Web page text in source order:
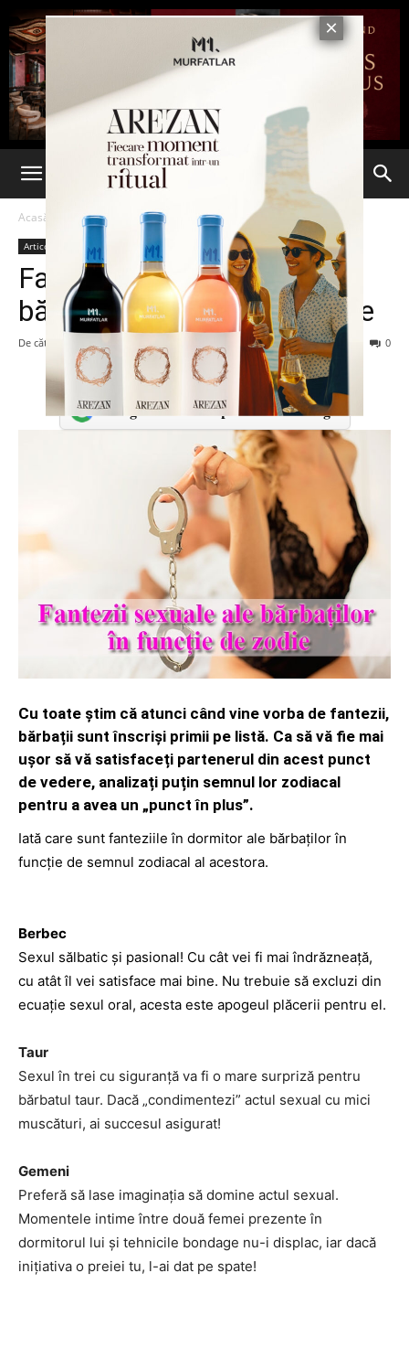
Acasă Articole
Articole
Fantezii sexuale ale
bărbaților în funcție de zodie
De către 4 martie 2016 0
363
Adaugă-ne ca sursă preferată în Google
Cu toate știm că atunci când vine vorba de fantezii,
bărbații sunt înscriși primii pe listă. Ca să vă fie mai
ușor să vă satisfaceți partenerul din acest punct
de vedere, analizați puțin semnul lor zodiacal
pentru a avea un „punct în plus”.
Iată care sunt fanteziile în dormitor ale bărbaților în
funcție de semnul zodiacal al acestora.
Berbec
Sexul sălbatic și pasional! Cu cât vei fi mai îndrăzneață,
cu atât îl vei satisface mai bine. Nu trebuie să excluzi din
ecuație sexul oral, acesta este apogeul plăcerii pentru el.
Taur
Sexul în trei cu siguranță va fi o mare surpriză pentru
bărbatul taur. Dacă „condimentezi” actul sexual cu mici
muscături, ai succesul asigurat!
Gemeni
Preferă să lase imaginația să domine actul sexual.
Momentele intime între două femei prezente în
dormitorul lui și tehnicile bondage nu-i displac, iar dacă
inițiativa o preiei tu, l-ai dat pe spate!